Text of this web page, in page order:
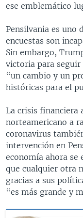
ese emblemático
Pensilvania es uno
encuestas son
Sin embargo,
victoria para
“un cambio y un
históricas para el
La crisis financiera
norteamericano a
coronavirus
intervención en
economía ahora se
que cualquier otra
gracias a sus
“es más grande y